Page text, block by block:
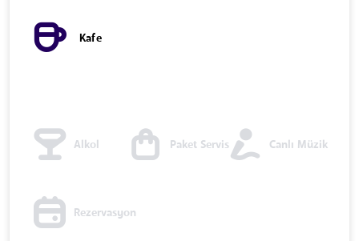
Kafe
Alkol Paket Servis Canlı Müzik
Rezervasyon